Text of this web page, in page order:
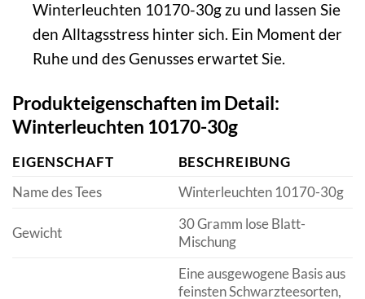
Winterleuchten 10170-30g zu und lassen Sie
den Alltagsstress hinter sich. Ein Moment der
Ruhe und des Genusses erwartet Sie.
Produkteigenschaften im Detail:
Winterleuchten 10170-30g
EIGENSCHAFT
BESCHREIBUNG
Name des Tees
Winterleuchten 10170-30g
Gewicht
30 Gramm lose Blatt-
Mischung
Eine ausgewogene Basis aus
feinsten Schwarzteesorten,